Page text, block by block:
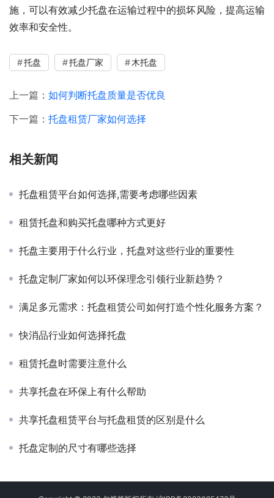
施，可以有效减少托盘在运输过程中的损坏风险，提高运输
效率和安全性。
托盘 托盘厂家 木托盘
上一篇： 如何判断托盘质量是否优良
下一篇： 托盘租赁厂家如何选择
相关新闻
托盘租赁平台如何选择,需要考虑哪些因素
租赁托盘和购买托盘哪种方式更好
托盘主要用于什么行业，托盘对这些行业的重要性
托盘定制厂家如何以环保理念引领行业新趋势？
满足多元需求：托盘租赁公司如何打造个性化服务方案？
快消品行业如何选择托盘
租赁托盘时需要注意什么
共享托盘在环保上有什么帮助
共享托盘租赁平台与托盘租赁的区别是什么
托盘定制的尺寸有哪些选择